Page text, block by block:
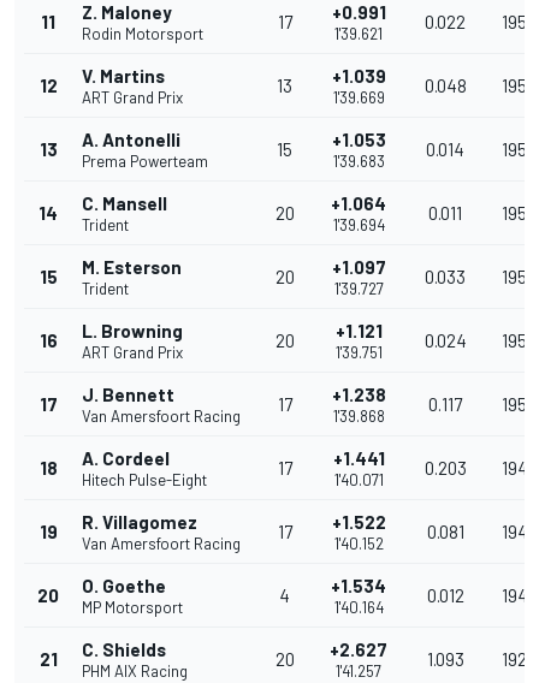
11 Z. Maloney
Rodin Motorsport
17 +0.991
1'39.621
0.022
12 V. Martins
ART Grand Prix
13 +1.039
1'39.669
0.048
13 A. Antonelli
Prema Powerteam
15 +1.053
1'39.683
0.014
14 C. Mansell
Trident
20 +1.064
1'39.694
0.011
15 M. Esterson
Trident
20 +1.097
1'39.727
0.033
16 L. Browning
ART Grand Prix
20 +1.121
1'39.751
0.024
17 J. Bennett
Van Amersfoort Racing
17 +1.238
1'39.868
0.117
18 A. Cordeel
Hitech Pulse-Eight
17 +1.441
1'40.071
0.203
19 R. Villagomez
Van Amersfoort Racing
17 +1.522
1'40.152
0.081
20 O. Goethe
MP Motorsport
4 +1.534
1'40.164
0.012
21 C. Shields
PHM AIX Racing
20 +2.627
1'41.257
1.093